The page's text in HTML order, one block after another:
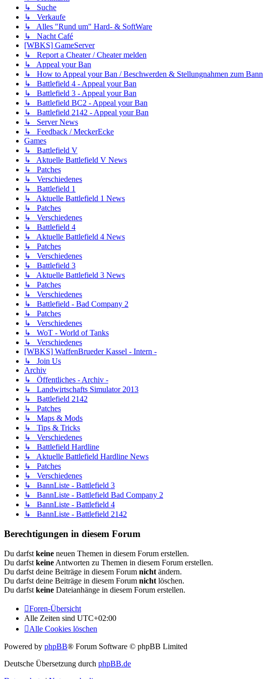
↳ Suche
↳ Verkaufe
↳ Alles "Rund um" Hard- & SoftWare
↳ Nacht Café
[WBKS] GameServer
↳ Report a Cheater / Cheater melden
↳ Appeal your Ban
↳ How to Appeal your Ban / Beschwerden & Stellungnahmen zum Bann
↳ Battlefield 4 - Appeal your Ban
↳ Battlefield 3 - Appeal your Ban
↳ Battlefield BC2 - Appeal your Ban
↳ Battlefield 2142 - Appeal your Ban
↳ Server News
↳ Feedback / MeckerEcke
Games
↳ Battlefield V
↳ Aktuelle Battlefield V News
↳ Patches
↳ Verschiedenes
↳ Battlefield 1
↳ Aktuelle Battlefield 1 News
↳ Patches
↳ Verschiedenes
↳ Battlefield 4
↳ Aktuelle Battlefield 4 News
↳ Patches
↳ Verschiedenes
↳ Battlefield 3
↳ Aktuelle Battlefield 3 News
↳ Patches
↳ Verschiedenes
↳ Battlefield - Bad Company 2
↳ Patches
↳ Verschiedenes
↳ WoT - World of Tanks
↳ Verschiedenes
[WBKS] WaffenBrueder Kassel - Intern -
↳ Join Us
Archiv
↳ Öffentliches - Archiv -
↳ Landwirtschafts Simulator 2013
↳ Battlefield 2142
↳ Patches
↳ Maps & Mods
↳ Tips & Tricks
↳ Verschiedenes
↳ Battlefield Hardline
↳ Aktuelle Battlefield Hardline News
↳ Patches
↳ Verschiedenes
↳ BannListe - Battlefield 3
↳ BannListe - Battlefield Bad Company 2
↳ BannListe - Battlefield 4
↳ BannListe - Battlefield 2142
Berechtigungen in diesem Forum
Du darfst keine neuen Themen in diesem Forum erstellen.
Du darfst keine Antworten zu Themen in diesem Forum erstellen.
Du darfst deine Beiträge in diesem Forum nicht ändern.
Du darfst deine Beiträge in diesem Forum nicht löschen.
Du darfst keine Dateianhänge in diesem Forum erstellen.
Foren-Übersicht
Alle Zeiten sind UTC+02:00
Alle Cookies löschen
Powered by phpBB® Forum Software © phpBB Limited
Deutsche Übersetzung durch phpBB.de